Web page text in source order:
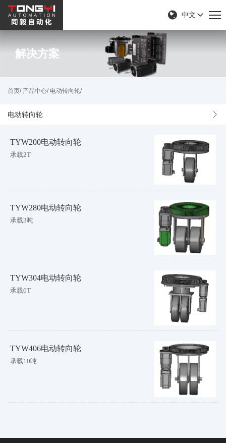
中文
解决方案
首页/ 产品中心/ 电动转向轮/
电动转向轮
TYW200电动转向轮
承载2T
TYW280电动转向轮
承载3吨
TYW304电动转向轮
承载6T
TYW406电动转向轮
承载10吨